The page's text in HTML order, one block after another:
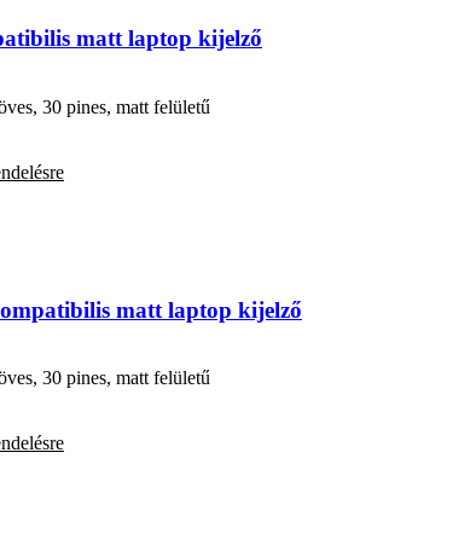
matt laptop kijelző
30 pines, matt felületű
matt laptop kijelző
30 pines, matt felületű